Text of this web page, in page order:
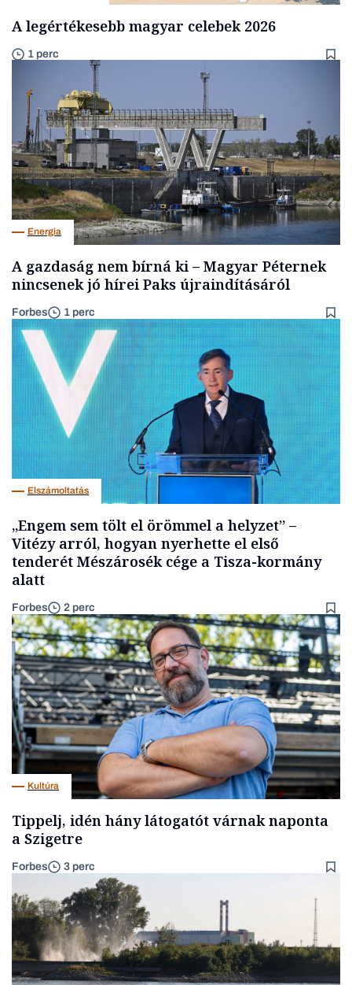
A legértékesebb magyar celebek 2026
1 perc
Energia
A gazdaság nem bírná ki – Magyar Péternek
nincsenek jó hírei Paks újraindításáról
Forbes 1 perc
Elszámoltatás
„Engem sem tölt el örömmel a helyzet” –
Vitézy arról, hogyan nyerhette el első
tenderét Mészárosék cége a Tisza-kormány
alatt
Forbes 2 perc
Kultúra
Tippelj, idén hány látogatót várnak naponta
a Szigetre
Forbes 3 perc